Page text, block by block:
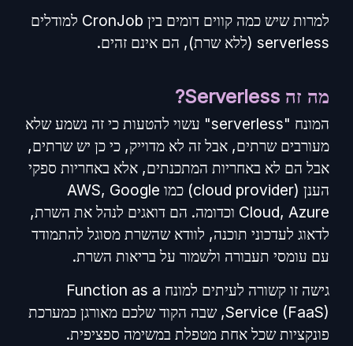
למרות שיש כמה קווים דומים בין CronJob למודלים
serverless (ללא שרת), הם אינם זהים.
מה זה Serverless?
המונח "serverless" עשוי להטעות כי זה נשמע שלא
מעורבים שרתים, אבל זה לא מדוייק, כי כן יש שרתים,
אבל הם לא באחריות המתכנתים, אלא באחריות ספקי
הענן (cloud provider) כמו AWS, Google
Cloud, Azure וכדומה. הם דואגים לנהל את השרת,
לדאוג לעדכוני תוכנה, לוודא שהשרת מסוגל להתמודד
עם עומסי תעבורה ולשמור על בריאות השרת.
גישה זו קשורה לעיתים למונח Function as a
Service (FaaS), שבה הקוד שלכם מאורגן כמערכת
פונקציות שכל אחת מטפלת במשימה ספציפית.